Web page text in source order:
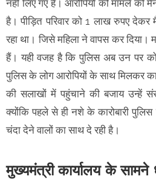
नहीं लिए गए हैं। आरोपियों को मामले को
है। पीड़ित परिवार को 1 लाख रुपए
रहा था। जिसे महिला ने वापस कर दिया।
हैं। यही वजह है कि पुलिस अब उन पर कोई
पुलिस के लोग आरोपियों के साथ मिलकर
की सलाखों में पहुंचाने की बजाय उन्हें
क्योंकि पहले से ही नशे के कारोबारी
चंदा देने वालों का साथ दे रही है।
मुख्यमंत्री कार्यालय के